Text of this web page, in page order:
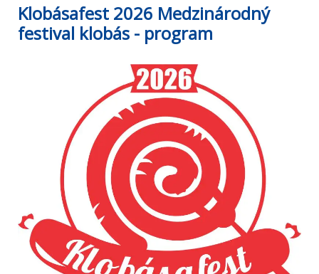
Klobásafest 2026 Medzinárodný
festival klobás - program